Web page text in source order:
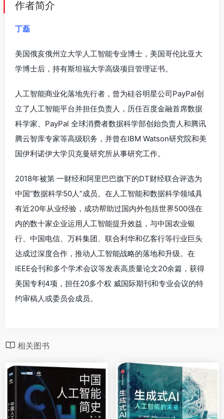
作者简介
丁磊
美国俄亥俄州立大学人工智能专业博士，美国哥伦比亚大
学博士后，持有斯坦福大学高级项目管理证书。
人工智能商业化落地先行者，曾为硅谷明星公司PayPal创
立了人工智能平台并担任负责人，历任百度金融首席数据
科学家、PayPal 全球消费者数据科学部创始负责人和腾讯
腾云智库专家等高级职务，并曾在IBM Watson研究院和美
国伊利诺伊大学贝克曼研究所从事研究工作。
2018年被第 一财经和阿里巴巴旗下的DT财经联合评选为
中国“数据科学50人”成员。在人工智能和数据科学领域具
有近20年从业经验，成功帮助过国内外包括世界500强在
内的数十家企业运用人工智能提升效益，与中国农业银
行、中国电信、万科集团、联合利华和亿客行等行业巨头
达成过深度合作，推动人工智能战略的落地和升级。在
IEEE会刊和多个学术会议等发表高质量论文20余篇，获得
美国专利4项，担任20多个权 威国际期刊和专业会议的特
约审稿人或委员会成员。
相关图书